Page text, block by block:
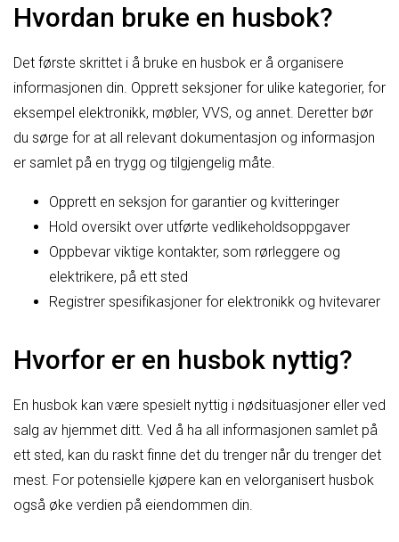
Hvordan bruke en husbok?
Det første skrittet i å bruke en husbok er å organisere
informasjonen din. Opprett seksjoner for ulike kategorier, for
eksempel elektronikk, møbler, VVS, og annet. Deretter bør
du sørge for at all relevant dokumentasjon og informasjon
er samlet på en trygg og tilgjengelig måte.
Opprett en seksjon for garantier og kvitteringer
Hold oversikt over utførte vedlikeholdsoppgaver
Oppbevar viktige kontakter, som rørleggere og
elektrikere, på ett sted
Registrer spesifikasjoner for elektronikk og hvitevarer
Hvorfor er en husbok nyttig?
En husbok kan være spesielt nyttig i nødsituasjoner eller ved
salg av hjemmet ditt. Ved å ha all informasjonen samlet på
ett sted, kan du raskt finne det du trenger når du trenger det
mest. For potensielle kjøpere kan en velorganisert husbok
også øke verdien på eiendommen din.